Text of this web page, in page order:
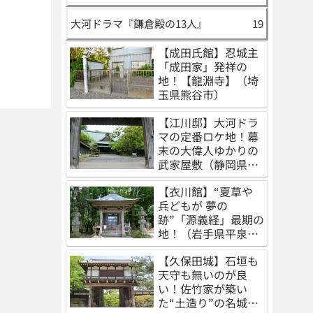
大河ドラマ『鎌倉殿の13人』 19
【成田氏館】忍城主
「成田家」発祥の
地！【龍淵寺】（埼
玉県熊谷市）
【江川邸】大河ドラ
マの定番ロケ地！幕
末の大偉人ゆかりの
武家屋敷（静岡県伊
豆の国市）
【衣川館】“夏草や
兵どもが 夢の
跡”「源義経」最期の
地！（岩手県平泉
町）
【久保田城】石垣も
天守も無いのが良
い！佐竹家が築い
た“土造り”の名城